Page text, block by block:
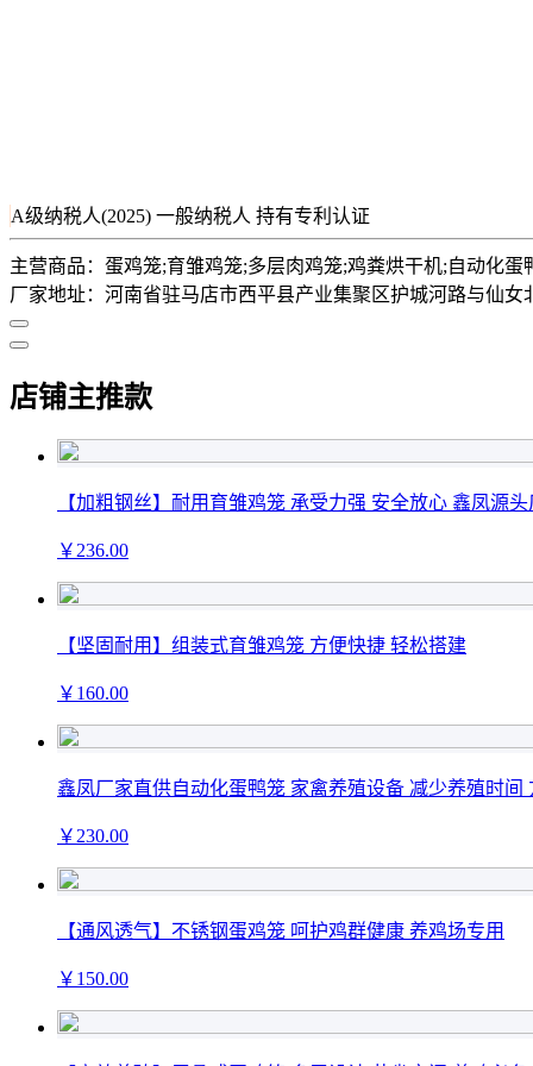
A级纳税人(2025) 一般纳税人 持有专利认证
主营商品： 蛋鸡笼;育雏鸡笼;多层肉鸡笼;鸡粪烘干机;自动化
厂家地址： 河南省驻马店市西平县产业集聚区护城河路与仙女
店铺主推款
【加粗钢丝】耐用育雏鸡笼 承受力强 安全放心 鑫凤源头
￥ 236.00
【坚固耐用】组装式育雏鸡笼 方便快捷 轻松搭建
￥ 160.00
鑫凤厂家直供自动化蛋鸭笼 家禽养殖设备 减少养殖时间
￥ 230.00
【通风透气】不锈钢蛋鸡笼 呵护鸡群健康 养鸡场专用
￥ 150.00